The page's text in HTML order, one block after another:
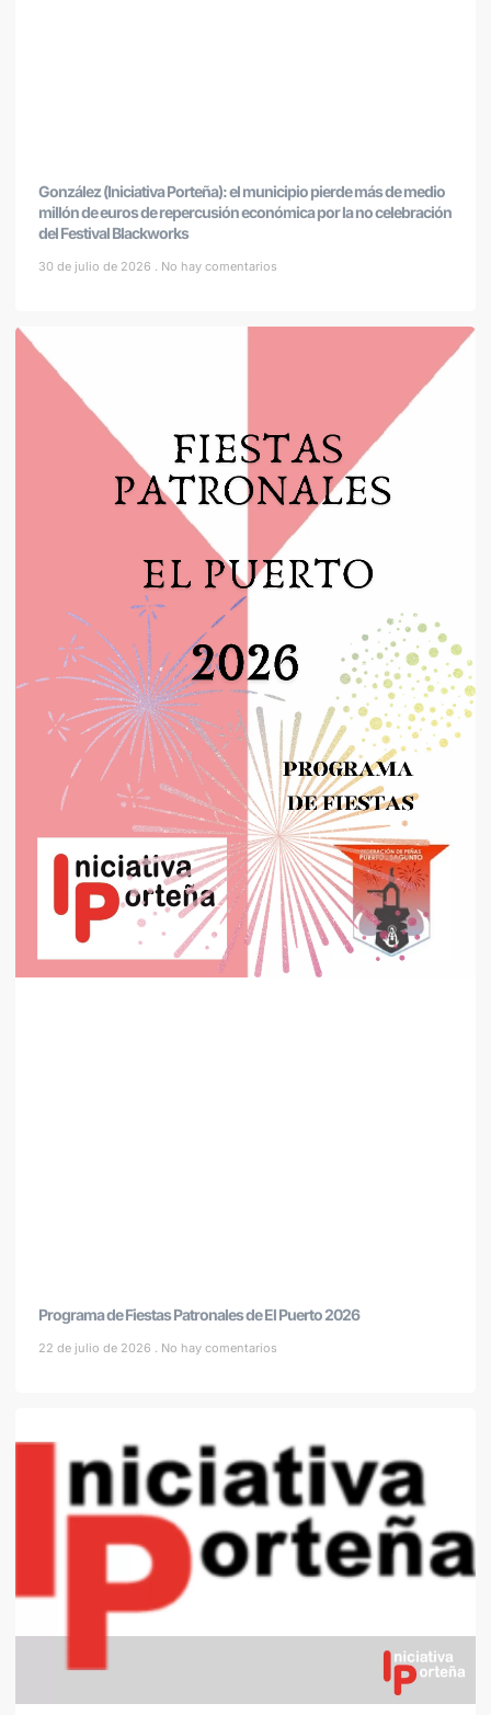
González (Iniciativa Porteña): el municipio pierde más de medio
millón de euros de repercusión económica por la no celebración
del Festival Blackworks
30 de julio de 2026 No hay comentarios
Programa de Fiestas Patronales de El Puerto 2026
22 de julio de 2026 No hay comentarios